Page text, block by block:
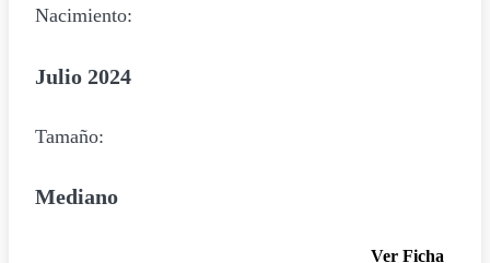
Nacimiento:
Julio 2024
Tamaño:
Mediano
Ver Ficha